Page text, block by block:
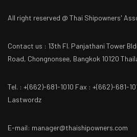
All right reserved @ Thai Shipowners'
Contact us : 13th Fl. Panjathani Tower
Road, Chongnonsee, Bangkok 10120
Tel. : +(662)-681-1010 Fax : +(662)-681-
Lastwordz
E-mail: manager@thaishipowners.com